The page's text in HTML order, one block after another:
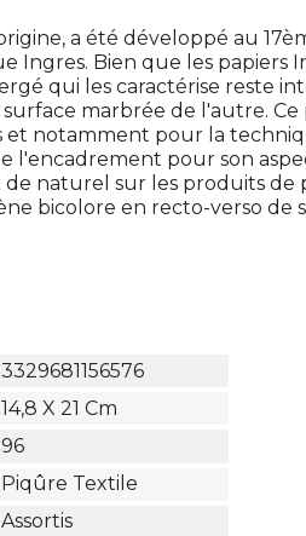
a été développé au
Ingres. Bien que les papiers
qui les caractérise reste
marbrée de l'autre.
et notamment pour la
l'encadrement pour son
naturel sur les produits de
bicolore en recto-verso
3329681156576
14,8 X 21 Cm
96
Piqûre Textile
Assortis